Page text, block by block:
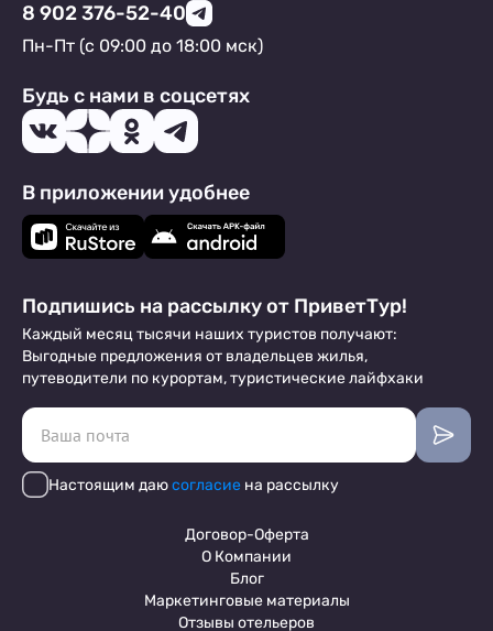
8 902 376-52-40
Пн-Пт (с 09:00 до 18:00 мск)
Будь с нами в соцсетях
В приложении удобнее
Подпишись на рассылку от ПриветТур!
Каждый месяц тысячи наших туристов получают:
Выгодные предложения от владельцев жилья,
путеводители по курортам, туристические лайфхаки
Настоящим даюсогласие на рассылку
Договор-Оферта
О Компании
Блог
Маркетинговые материалы
Отзывы отельеров